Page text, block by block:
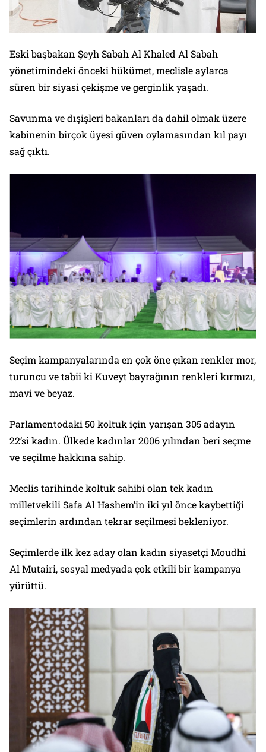
Eski başbakan Şeyh Sabah Al Khaled Al Sabah
yönetimindeki önceki hükümet, meclisle aylarca
süren bir siyasi çekişme ve gerginlik yaşadı.
Savunma ve dışişleri bakanları da dahil olmak üzere
kabinenin birçok üyesi güven oylamasından kıl payı
sağ çıktı.
Seçim kampanyalarında en çok öne çıkan renkler mor,
turuncu ve tabii ki Kuveyt bayrağının renkleri kırmızı,
mavi ve beyaz.
Parlamentodaki 50 koltuk için yarışan 305 adayın
22’si kadın. Ülkede kadınlar 2006 yılından beri seçme
ve seçilme hakkına sahip.
Meclis tarihinde koltuk sahibi olan tek kadın
milletvekili Safa Al Hashem’in iki yıl önce kaybettiği
seçimlerin ardından tekrar seçilmesi bekleniyor.
Seçimlerde ilk kez aday olan kadın siyasetçi Moudhi
Al Mutairi, sosyal medyada çok etkili bir kampanya
yürüttü.